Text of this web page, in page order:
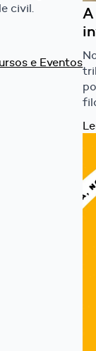
civil.
e Eventos